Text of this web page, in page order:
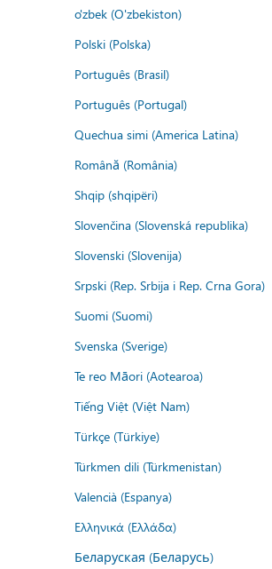
o'zbek (O'zbekiston)
Polski (Polska)
Português (Brasil)
Português (Portugal)
Quechua simi (America Latina)
Română (România)
Shqip (shqipëri)
Slovenčina (Slovenská republika)
Slovenski (Slovenija)
Srpski (Rep. Srbija i Rep. Crna Gora)
Suomi (Suomi)
Svenska (Sverige)
Te reo Māori (Aotearoa)
Tiếng Việt (Việt Nam)
Türkçe (Türkiye)
Türkmen dili (Türkmenistan)
Valencià (Espanya)
Ελληνικά (Ελλάδα)
Беларуская (Беларусь)